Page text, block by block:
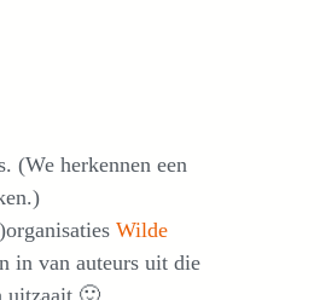
(We herkennen een
Wilde
in van auteurs uit die
uitzaait 🙂